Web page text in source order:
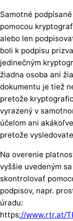
Samotné
pomocou
alebo len
boli k podpisu
jedinečným
žiadna osoba ani
dokumentu je tiež
pretože
vyrazený v
účelom ani
pretože
Na overenie
vyššie uvedeným
skontrolovať
podpisov, napr.
úradu:
https://www.rtr.at/